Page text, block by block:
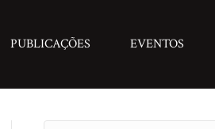
PUBLICAÇÕES EVENTOS